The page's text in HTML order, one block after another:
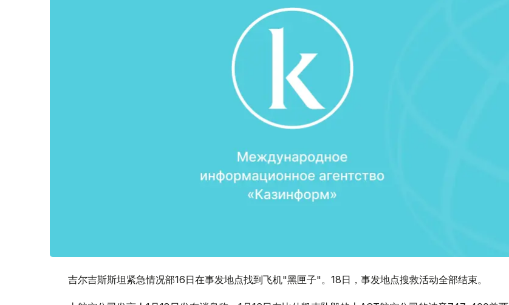
吉尔吉斯斯坦紧急情况部16日在事发地点找到飞机"黑匣子"。18日，事发地点搜救活动全部结束。